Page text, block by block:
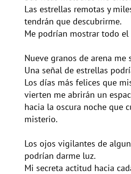
Las estrellas remotas y
tendrán que descubrirme.
Me podrían mostrar todo
Nueve granos de arena me
Una señal de estrellas
Los días más felices que
vierten me abrirán un
hacia la oscura noche que
misterio.
Los ojos vigilantes de
podrían darme luz.
Mi secreta actitud hacia